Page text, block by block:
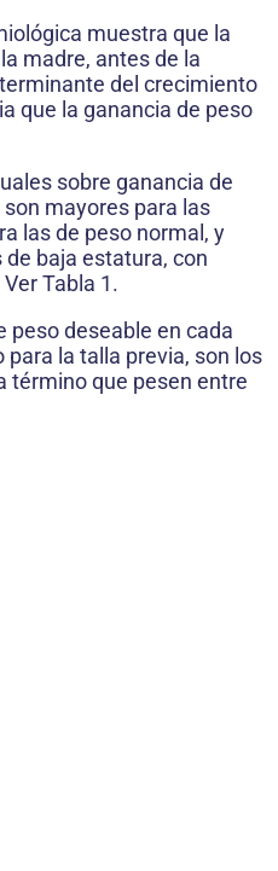
muestra que la
madre, antes de la
del crecimiento
que la ganancia de peso
sobre ganancia de
mayores para las
las de peso normal, y
baja estatura, con
Tabla 1.
peso deseable en cada
la talla previa, son los
término que pesen entre